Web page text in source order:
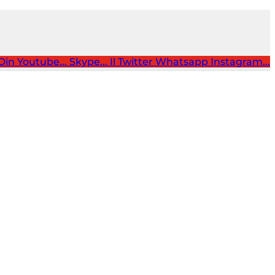
Youtube... Skype... Il Twitter Whatsapp Instagram...